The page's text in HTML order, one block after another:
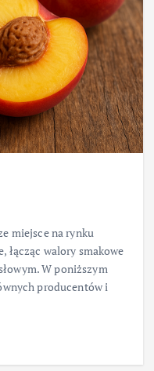
miejsce na rynku
łącząc walory smakowe
W poniższym
producentów i